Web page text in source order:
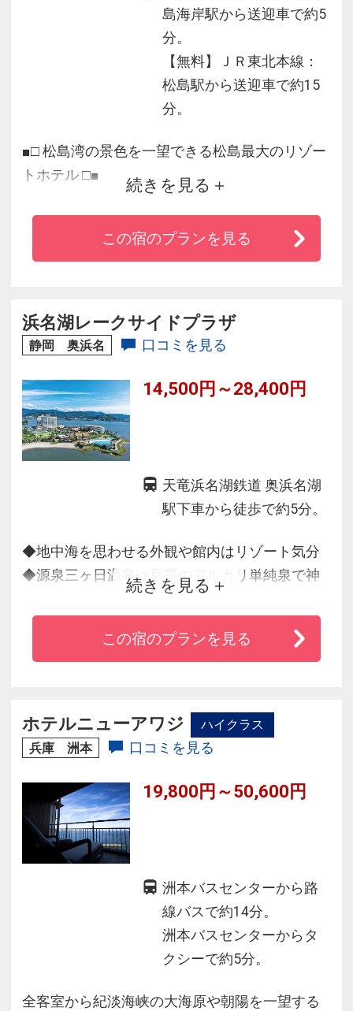
島海岸駅から送迎車で約5
分。
【無料】ＪＲ東北本線：
松島駅から送迎車で約15
分。
■□ 松島湾の景色を一望できる松島最大のリゾー
トホテル □■
≪ここがオススメ！≫
る朝日は絶景！！
◆お料理もピカイチ！和洋中ビュッフェや会席
鮮バイキングは大人気♪
続きを見る
この宿のプランを見る
浜名湖レークサイドプラザ
静岡 奥浜名 口コミを見る
14,500円～28,400円
天竜浜名湖鉄道 奥浜名湖
駅下車から徒歩で約5分。
◆地中海を思わせる外観や館内はリゾート気分
◆源泉三ヶ日温泉は良質のアルカリ単純泉で神
経痛・筋肉痛・疲労回復などの効能が好評
◆露天風呂や大浴場からは浜名湖の絶景をお楽
しみいただけます
ます
◆東名三ヶ日インターより車で約10分とアクセ
続きを見る
この宿のプランを見る
ホテルニューアワジ
ハイクラス
兵庫 洲本
口コミを見る
19,800円～50,600円
洲本バスセンターから路
線バスで約14分。
洲本バスセンターからタ
クシーで約5分。
全客室から紀淡海峡の大海原や朝陽を一望する